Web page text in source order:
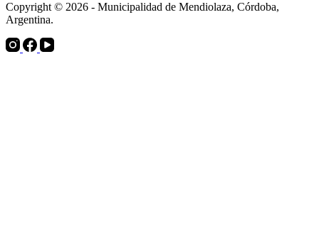
Copyright © 2026 - Municipalidad de Mendiolaza, Córdoba,
Argentina.